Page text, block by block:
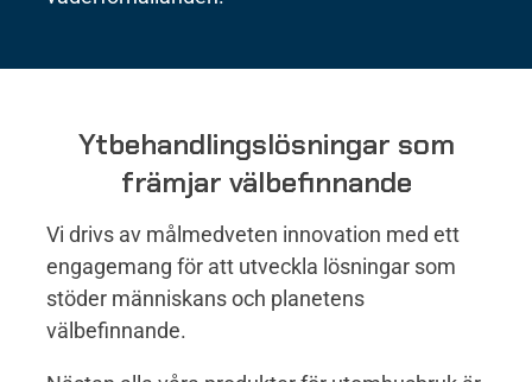
Ytbehandlingslösningar som
främjar välbefinnande
Vi drivs av målmedveten innovation med ett
engagemang för att utveckla lösningar som
stöder människans och planetens
välbefinnande.